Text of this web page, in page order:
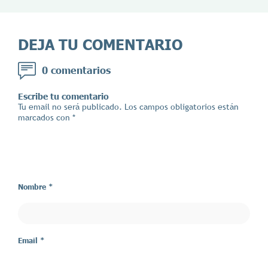
DEJA TU COMENTARIO
0 comentarios
Escribe tu comentario
Tu email no será publicado. Los campos obligatorios están
marcados con *
Nombre *
Email *